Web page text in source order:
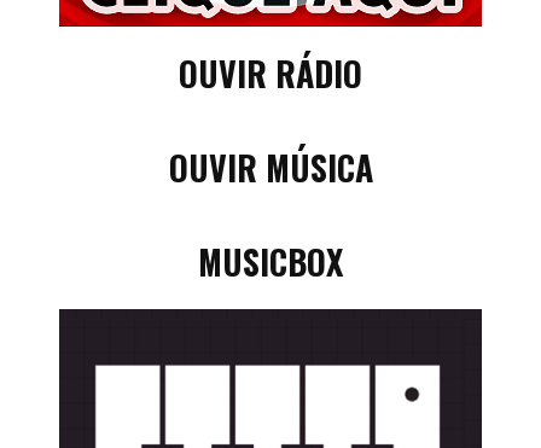
OUVIR RÁDIO
OUVIR MÚSICA
MUSICBOX